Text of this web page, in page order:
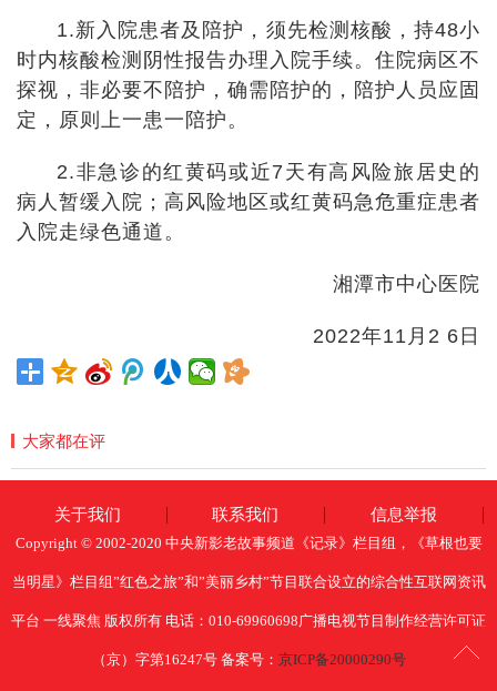
1.新入院患者及陪护，须先检测核酸，持48小
时内核酸检测阴性报告办理入院手续。住院病区不
探视，非必要不陪护，确需陪护的，陪护人员应固
定，原则上一患一陪护。
2.非急诊的红黄码或近7天有高风险旅居史的
病人暂缓入院；高风险地区或红黄码急危重症患者
入院走绿色通道。
湘潭市中心医院
2022年11月2 6日
大家都在评
关于我们 联系我们 信息举报
Copyright © 2002-2020 中央新影老故事频道《记录》栏目组，《草根也要
当明星》栏目组”红色之旅”和”美丽乡村”节目联合设立的综合性互联网资讯
平台 一线聚焦 版权所有 电话：010-69960698广播电视节目制作经营许可证
（京）字第16247号 备案号： 京ICP备20000290号